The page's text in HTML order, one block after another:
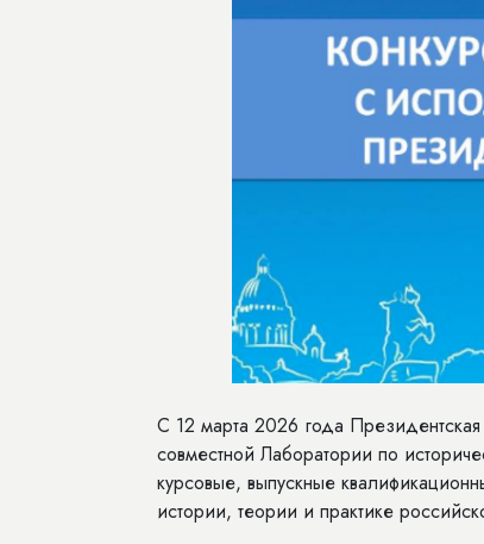
С 12 марта 2026 года
совместной Лаборатории по
курсовые, выпускные
истории, теории и практике